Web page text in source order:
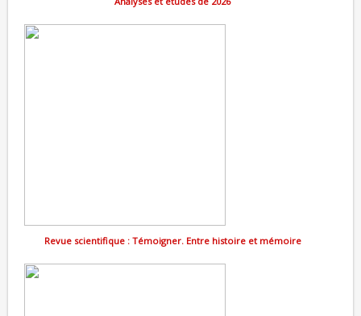
Revue scientifique : Témoigner. Entre histoire et mémoire